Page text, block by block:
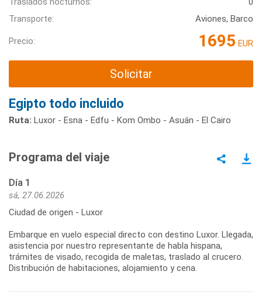
Transporte:
Aviones, Barco
Precio: 1695 EUR
Solicitar
Egipto todo incluido
Ruta: Luxor - Esna - Edfu - Kom Ombo - Asuán - El Cairo
Programa del viaje
Día 1
sá, 27.06.2026
Ciudad de origen - Luxor
Embarque en vuelo especial directo con destino Luxor. Llegada,
asistencia por nuestro representante de habla hispana,
trámites de visado, recogida de maletas, traslado al crucero.
Distribución de habitaciones, alojamiento y cena.